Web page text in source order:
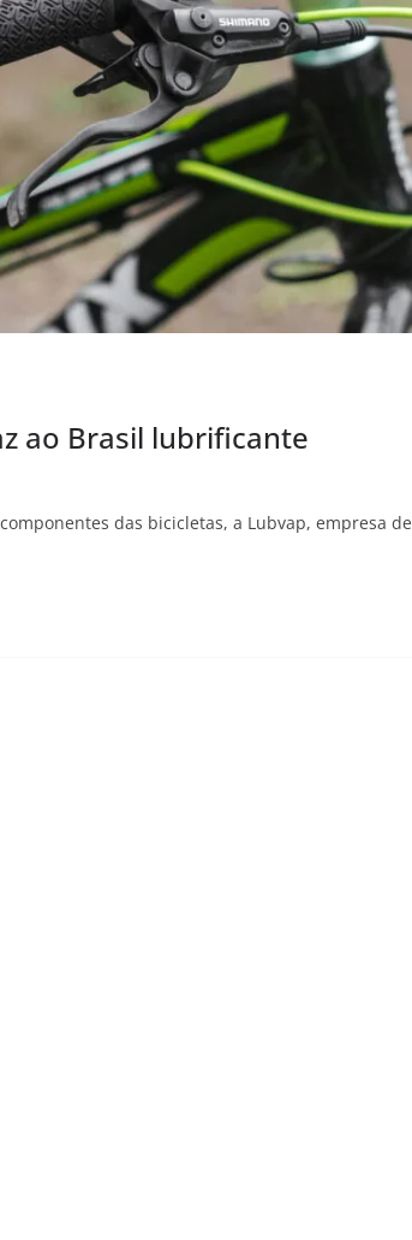
ao Brasil lubrificante
das bicicletas, a Lubvap, empresa de